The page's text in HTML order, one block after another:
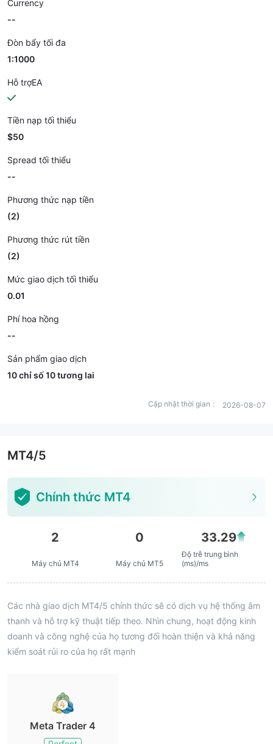
Currency
--
Đòn bẩy tối đa
1:1000
Hỗ trợEA
Tiền nạp tối thiểu
$50
Spread tối thiểu
--
Phương thức nạp tiền
(2)
Phương thức rút tiền
(2)
Mức giao dịch tối thiểu
0.01
Phí hoa hồng
--
Sản phẩm giao dịch
10 chỉ số 10 tương lai
Cập nhật thời gian： 2026-08-07
MT4/5
Chính thức MT4
2
Máy chủ MT4
0
Máy chủ MT5
33.29
Độ trễ trung bình
(ms)/ms
Các nhà giao dịch MT4/5 chính thức sẽ có dịch vụ hệ thống âm
thanh và hỗ trợ kỹ thuật tiếp theo. Nhìn chung, hoạt động kinh
doanh và công nghệ của họ tương đối hoàn thiện và khả năng
kiểm soát rủi ro của họ rất mạnh
Meta Trader 4